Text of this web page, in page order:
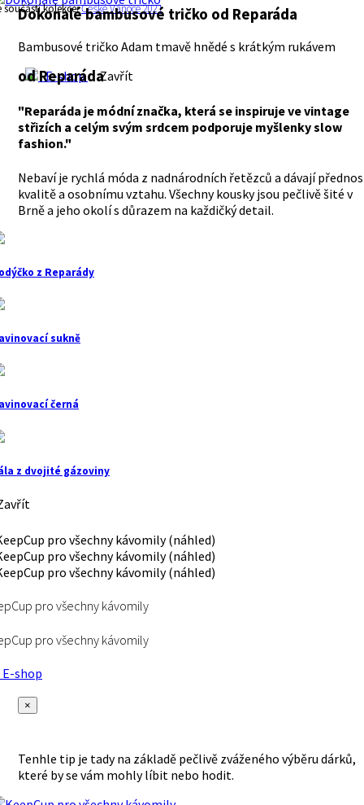
součástí kolekce:České Vánoce 2021
Dokonalé bambusové tričko od Reparáda
Bambusové tričko Adam tmavě hnědé s krátkým rukávem
E-shop
Zavřít
od Reparáda
"Reparáda je módní značka, která se inspiruje ve vintage
střizích a celým svým srdcem podporuje myšlenky slow
fashion."
Nebaví je rychlá móda z nadnárodních řetězců a dávají
kvalitě a osobnímu vztahu. Všechny kousky jsou pečlivě šité v
Brně a jeho okolí s důrazem na každičký detail.
z Reparády
sukně
černá
z dvojité gázoviny
pro všechny kávomily
pro všechny kávomily
shop
×
Tenhle tip je tady na základě pečlivě zváženého výběru dárků,
které by se vám mohly líbit nebo hodit.